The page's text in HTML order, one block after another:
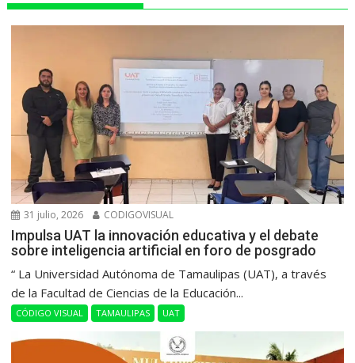
31 julio, 2026 CODIGOVISUAL
Impulsa UAT la innovación educativa y el debate
sobre inteligencia artificial en foro de posgrado
“ La Universidad Autónoma de Tamaulipas (UAT), a través
de la Facultad de Ciencias de la Educación...
CÓDIGO VISUAL TAMAULIPAS UAT